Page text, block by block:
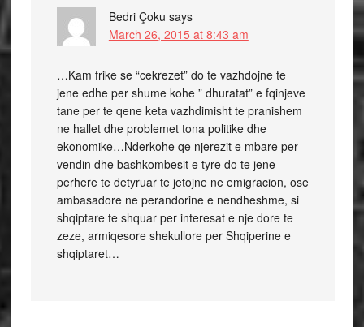
Bedri Çoku says
March 26, 2015 at 8:43 am
…Kam frike se “cekrezet” do te vazhdojne te
jene edhe per shume kohe ” dhuratat” e fqinjeve
tane per te qene keta vazhdimisht te pranishem
ne hallet dhe problemet tona politike dhe
ekonomike…Nderkohe qe njerezit e mbare per
vendin dhe bashkombesit e tyre do te jene
perhere te detyruar te jetojne ne emigracion, ose
ambasadore ne perandorine e nendheshme, si
shqiptare te shquar per interesat e nje dore te
zeze, armiqesore shekullore per Shqiperine e
shqiptaret…